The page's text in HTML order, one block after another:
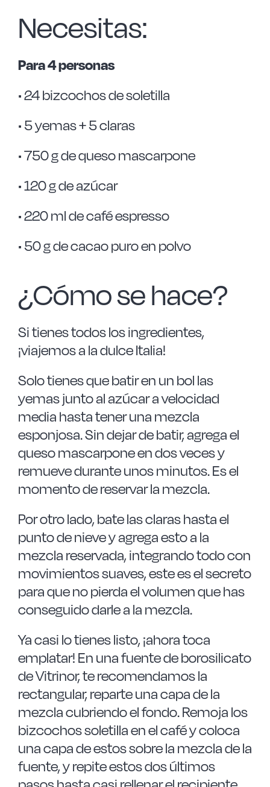
Necesitas:
Para 4 personas
• 24 bizcochos de soletilla
• 5 yemas + 5 claras
• 750 g de queso mascarpone
• 120 g de azúcar
• 220 ml de café espresso
• 50 g de cacao puro en polvo
¿Cómo se hace?
Si tienes todos los ingredientes,
¡viajemos a la dulce Italia!
Solo tienes que batir en un bol las
yemas junto al azúcar a velocidad
media hasta tener una mezcla
esponjosa. Sin dejar de batir, agrega el
queso mascarpone en dos veces y
remueve durante unos minutos. Es el
momento de reservar la mezcla.
Por otro lado, bate las claras hasta el
punto de nieve y agrega esto a la
mezcla reservada, integrando todo con
movimientos suaves, este es el secreto
para que no pierda el volumen que has
conseguido darle a la mezcla.
Ya casi lo tienes listo, ¡ahora toca
emplatar! En una fuente de borosilicato
de Vitrinor, te recomendamos la
rectangular, reparte una capa de la
mezcla cubriendo el fondo. Remoja los
bizcochos soletilla en el café y coloca
una capa de estos sobre la mezcla de la
fuente, y repite estos dos últimos